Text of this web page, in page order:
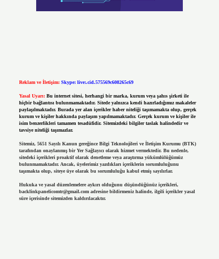
Reklam ve İletişim: Skype: live:.cid.575569c608265c69
Yasal Uyarı: Bu internet sitesi, herhangi bir marka, kurum veya şahıs şirketi ile
hiçbir bağlantısı bulunmamaktadır. Sitede yalnızca kendi hazırladığımız makaleler
paylaşılmaktadır. Burada yer alan içerikler haber niteliği taşımamakta olup, gerçek
kurum ve kişiler hakkında paylaşım yapılmamaktadır. Gerçek kurum ve kişiler ile
isim benzerlikleri tamamen tesadüfidir. Sitemizdeki bilgiler taslak halindedir ve
tavsiye niteliği taşımazlar.
Sitemiz, 5651 Sayılı Kanun gereğince Bilgi Teknolojileri ve İletişim Kurumu (BTK)
tarafından onaylanmış bir Yer Sağlayıcı olarak hizmet vermektedir. Bu nedenle,
sitedeki içerikleri proaktif olarak denetleme veya araştırma yükümlülüğümüz
bulunmamaktadır. Ancak, üyelerimiz yazdıkları içeriklerin sorumluluğunu
taşımakta olup, siteye üye olarak bu sorumluluğu kabul etmiş sayılırlar.
Hukuka ve yasal düzenlemelere aykırı olduğunu düşündüğünüz içerikleri,
backlinkpanelicomtr@gmail.comadresine bildirmeniz halinde, ilgili içerikler yasal
süre içerisinde sitemizden kaldırılacaktır.